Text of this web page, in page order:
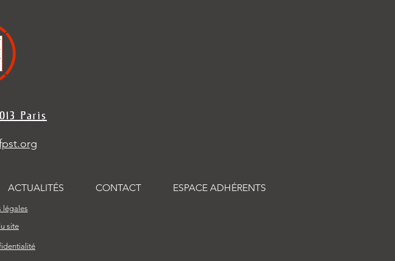
3 Paris
ACTUALITÉS CONTACT ESPACE ADHÉRENTS
site
légales